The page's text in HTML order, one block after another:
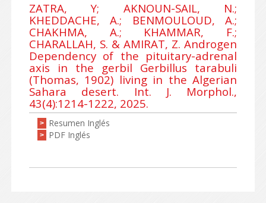
ZATRA, Y; AKNOUN-SAIL, N.;
KHEDDACHE, A.; BENMOULOUD, A.;
CHAKHMA, A.; KHAMMAR, F.;
CHARALLAH, S. & AMIRAT, Z. Androgen
Dependency of the pituitary-adrenal
axis in the gerbil Gerbillus tarabuli
(Thomas, 1902) living in the Algerian
Sahara desert. Int. J. Morphol.,
43(4):1214-1222, 2025.
> Resumen Inglés
> PDF Inglés